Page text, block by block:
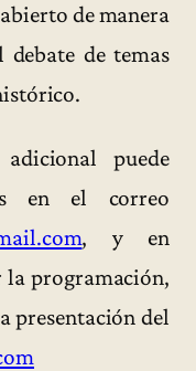
de manera
de temas
puede
en el correo
, y en
programación,
presentación del